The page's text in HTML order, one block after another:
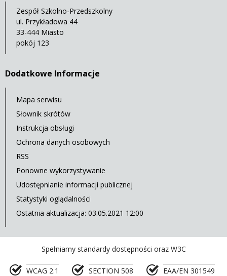
Zespół Szkolno-Przedszkolny
ul. Przykładowa 44
33-444 Miasto
pokój 123
Dodatkowe Informacje
Mapa serwisu
Słownik skrótów
Instrukcja obsługi
Ochrona danych osobowych
RSS
Ponowne wykorzystywanie
Udostępnianie informacji publicznej
Statystyki oglądalności
Ostatnia aktualizacja: 03.05.2021 12:00
Spełniamy standardy dostępności oraz W3C
WCAG 2.1 SECTION 508 EAA/EN 301549